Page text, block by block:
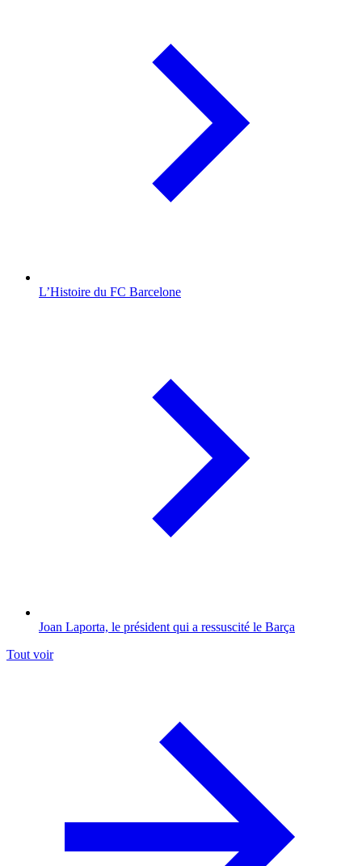
L’Histoire du FC Barcelone
Joan Laporta, le président qui a ressuscité le Barça
Tout voir